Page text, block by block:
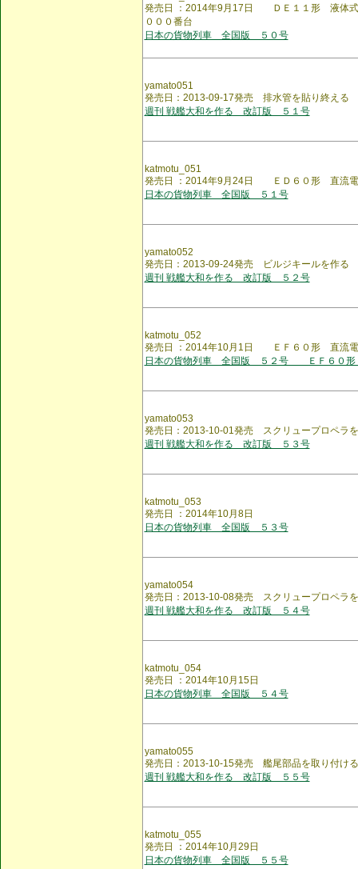
発売日 ：2014年9月17日 ＤＥ１１形 液体式
０００番台
日本の貨物列車 全国版 ５０号
yamato051
発売日：2013-09-17発売 排水管を貼り終える
週刊 戦艦大和を作る 改訂版 ５１号
katmotu_051
発売日 ：2014年9月24日 ＥＤ６０形 直流電
日本の貨物列車 全国版 ５１号
yamato052
発売日：2013-09-24発売 ビルジキールを作る
週刊 戦艦大和を作る 改訂版 ５２号
katmotu_052
発売日 ：2014年10月1日 ＥＦ６０形 直流電
日本の貨物列車 全国版 ５２号 ＥＦ６０
yamato053
発売日：2013-10-01発売 スクリュープロペラ
週刊 戦艦大和を作る 改訂版 ５３号
katmotu_053
発売日 ：2014年10月8日
日本の貨物列車 全国版 ５３号
yamato054
発売日：2013-10-08発売 スクリュープロペラ
週刊 戦艦大和を作る 改訂版 ５４号
katmotu_054
発売日 ：2014年10月15日
日本の貨物列車 全国版 ５４号
yamato055
発売日：2013-10-15発売 艦尾部品を取り付ける
週刊 戦艦大和を作る 改訂版 ５５号
katmotu_055
発売日 ：2014年10月29日
日本の貨物列車 全国版 ５５号